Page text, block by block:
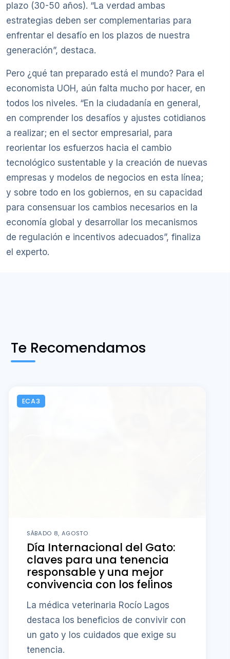
plazo (30-50 años). “La verdad ambas
estrategias deben ser complementarias para
enfrentar el desafío en los plazos de nuestra
generación”, destaca.
Pero ¿qué tan preparado está el mundo? Para el
economista UOH, aún falta mucho por hacer, en
todos los niveles. “En la ciudadanía en general,
en comprender los desafíos y ajustes cotidianos
a realizar; en el sector empresarial, para
reorientar los esfuerzos hacia el cambio
tecnológico sustentable y la creación de nuevas
empresas y modelos de negocios en esta línea;
y sobre todo en los gobiernos, en su capacidad
para consensuar los cambios necesarios en la
economía global y desarrollar los mecanismos
de regulación e incentivos adecuados”, finaliza
el experto.
Te Recomendamos
ECA3
SÁBADO 8, AGOSTO
Día Internacional del Gato:
claves para una tenencia
responsable y una mejor
convivencia con los felinos
La médica veterinaria Rocío Lagos
destaca los beneficios de convivir con
un gato y los cuidados que exige su
tenencia.